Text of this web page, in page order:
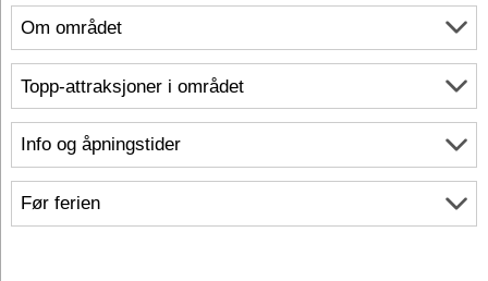
Om området
Info og åpningstider
Før ferien
Topp-attraksjoner i området